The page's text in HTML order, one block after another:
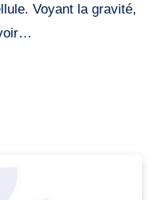
Voyant la gravité,